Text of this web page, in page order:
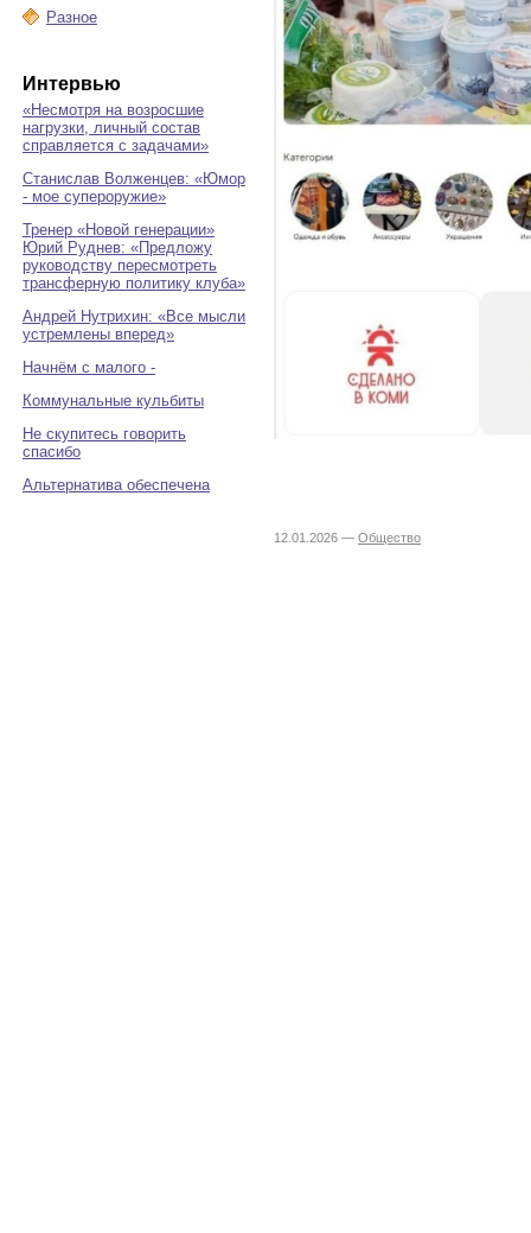
Разное
Интервью
«Несмотря на возросшие
нагрузки, личный состав
справляется с задачами»
Станислав Волженцев: «Юмор
- мое супероружие»
Тренер «Новой генерации»
Юрий Руднев: «Предложу
руководству пересмотреть
трансферную политику клуба»
Андрей Нутрихин: «Все мысли
устремлены вперед»
Начнём с малого -
Коммунальные кульбиты
Не скупитесь говорить
спасибо
Альтернатива обеспечена
12.01.2026 — Общество